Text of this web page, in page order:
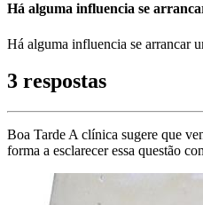
Há alguma influencia se
Há alguma influencia se arrancar
3 respostas
Boa Tarde A clínica sugere que
forma a esclarecer essa questão